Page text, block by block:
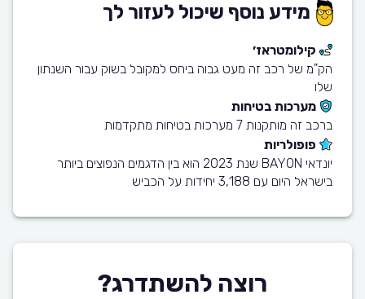
מידע נוסף שיכול לעזור לך
קילומטראז׳
הק"מ של רכב זה מעט גבוה ביחס למקובל בשוק עבור השנתון
שלו
מערכות בטיחות
ברכב זה מותקנות 7 מערכות בטיחות מתקדמות
פופולריות
יונדאי BAYON שנת 2023 הוא בין הדגמים הנפוצים ביותר
בישראל היום עם 3,188 יחידות על הכביש
רוצה להשתדרג?